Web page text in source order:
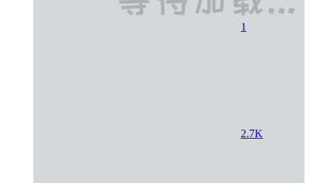
1
2.7K